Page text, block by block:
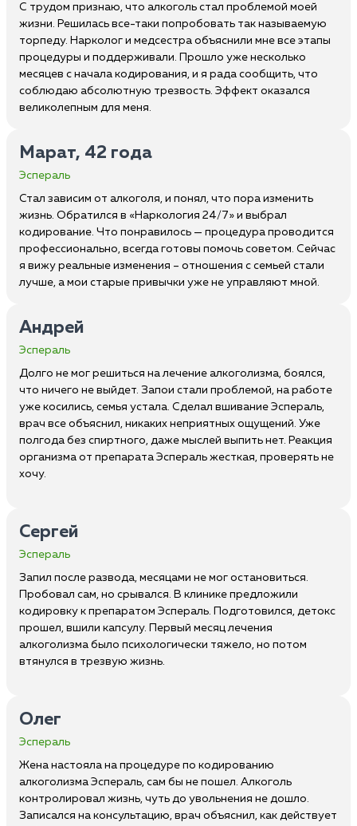
С трудом признаю, что алкоголь стал проблемой моей
жизни. Решилась все-таки попробовать так называемую
торпеду. Нарколог и медсестра объяснили мне все этапы
процедуры и поддерживали. Прошло уже несколько
месяцев с начала кодирования, и я рада сообщить, что
соблюдаю абсолютную трезвость. Эффект оказался
великолепным для меня.
Марат, 42 года
Эспераль
Стал зависим от алкоголя, и понял, что пора изменить
жизнь. Обратился в «Наркология 24/7» и выбрал
кодирование. Что понравилось — процедура проводится
профессионально, всегда готовы помочь советом. Сейчас
я вижу реальные изменения – отношения с семьей стали
лучше, а мои старые привычки уже не управляют мной.
Андрей
Эспераль
Долго не мог решиться на лечение алкоголизма, боялся,
что ничего не выйдет. Запои стали проблемой, на работе
уже косились, семья устала. Сделал вшивание Эспераль,
врач все объяснил, никаких неприятных ощущений. Уже
полгода без спиртного, даже мыслей выпить нет. Реакция
организма от препарата Эспераль жесткая, проверять не
хочу.
Сергей
Эспераль
Запил после развода, месяцами не мог остановиться.
Пробовал сам, но срывался. В клинике предложили
кодировку к препаратом Эспераль. Подготовился, детокс
прошел, вшили капсулу. Первый месяц лечения
алкоголизма было психологически тяжело, но потом
втянулся в трезвую жизнь.
Олег
Эспераль
Жена настояла на процедуре по кодированию
алкоголизма Эспераль, сам бы не пошел. Алкоголь
контролировал жизнь, чуть до увольнения не дошло.
Записался на консультацию, врач объяснил, как действует